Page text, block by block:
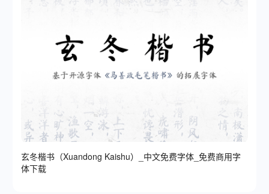
玄冬楷书（Xuandong Kaishu）_中文免费字体_免费商用字
体下载